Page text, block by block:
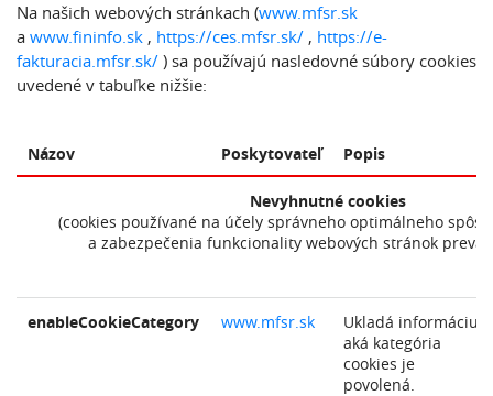
Na našich webových stránkach (www.mfsr.sk
a www.fininfo.sk , https://ces.mfsr.sk/ , https://e-
fakturacia.mfsr.sk/ ) sa používajú nasledovné súbory cookies
uvedené v tabuľke nižšie:
Názov Poskytovateľ Popis
Nevyhnutné cookies
(cookies používané na účely správneho optimálneho
a zabezpečenia funkcionality webových stránok
enableCookieCategory www.mfsr.sk
Ukladá informáciu
aká kategória
cookies je
povolená.